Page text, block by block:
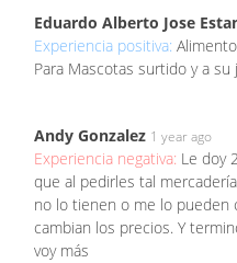
Eduardo Alberto Jose
Experiencia positiva:
Para Mascotas surtido y a
Andy Gonzalez 1 year ago
Experiencia negativa: Le doy
que al pedirles tal
no lo tienen o me lo pueden
cambian los precios. Y
voy más